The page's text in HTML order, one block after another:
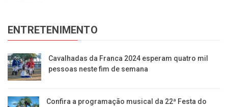
ENTRETENIMENTO
Cavalhadas da Franca 2024 esperam quatro mil
pessoas neste fim de semana
Confira a programação musical da 22ª Festa do